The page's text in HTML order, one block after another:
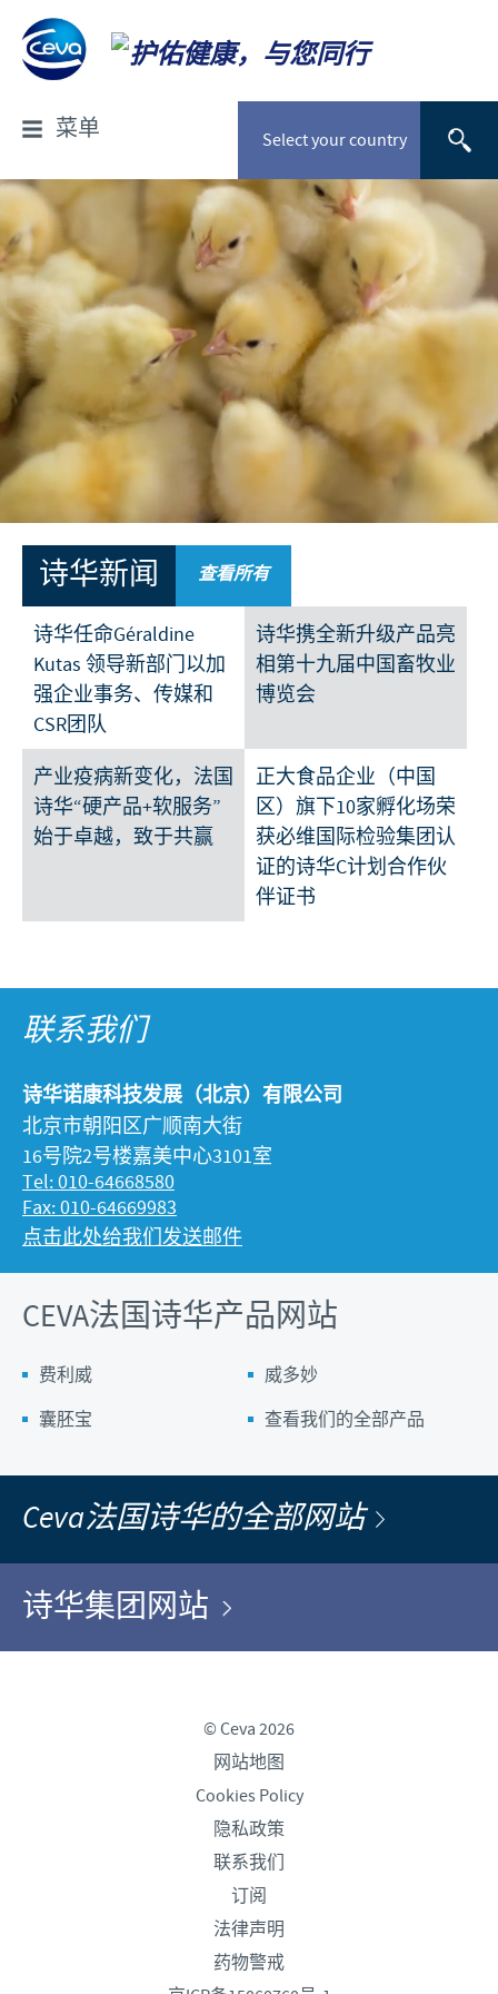
Select your country
菜单
关于诗华
公司概况
生产概况
研究与发展
我们的使命
我们的价值观
诗华全球分布
产品展示
产品列表
家禽产品与配套服务
反刍动物产品
诗华资讯
最新消息
企业责任
诗华奖学金计划
我们的社会责任
我们的贡献
我们支持的项目
业务及技术合作伙伴
诚聘英才
技术服务
诗华鸡计划与蛋计划
如何确保家禽饮水免疫的效果？
家禽饮水免疫时饮水中添加 诗华免疫宝
（CEVAMUNE）与脱脂奶粉的比较
降低子宫炎发病率，提高子宫炎的治愈率
马波沙星在奶牛场的使用
抗菌药物分类
联系我们
诗华新闻 查看所有
诗华任命Géraldine
Kutas 领导新部门以加
强企业事务、传媒和
CSR团队
诗华携全新升级产品亮
相第十九届中国畜牧业
博览会
产业疫病新变化，法国
诗华“硬产品+软服务”
始于卓越，致于共赢
正大食品企业（中国
区）旗下10家孵化场荣
获必维国际检验集团认
证的诗华C计划合作伙
伴证书
联系我们
诗华诺康科技发展（北京）有限公司
北京市朝阳区广顺南大街
16号院2号楼嘉美中心3101室
Tel: 010-64668580
Fax: 010-64669983
点击此处给我们发送邮件
CEVA法国诗华产品网站
费利威
威多妙
囊胚宝
查看我们的全部产品
Ceva法国诗华的全部网站
诗华集团网站
© Ceva 2026
网站地图
Cookies Policy
隐私政策
联系我们
订阅
法律声明
药物警戒